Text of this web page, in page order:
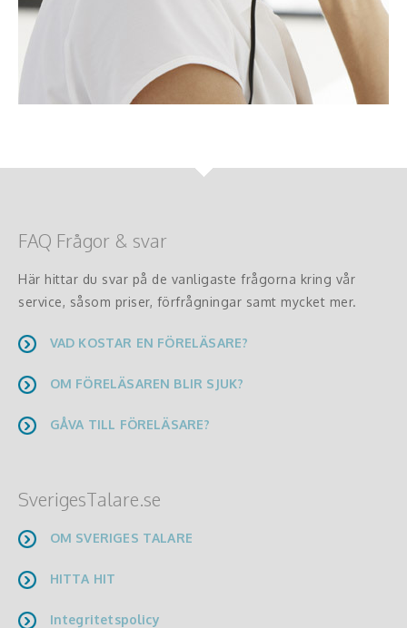
FAQ Frågor & svar
Här hittar du svar på de vanligaste frågorna kring vår
service, såsom priser, förfrågningar samt mycket mer.
VAD KOSTAR EN FÖRELÄSARE?
OM FÖRELÄSAREN BLIR SJUK?
GÅVA TILL FÖRELÄSARE?
SverigesTalare.se
OM SVERIGES TALARE
HITTA HIT
Integritetspolicy